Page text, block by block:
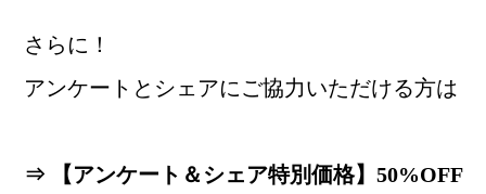
さらに！
アンケートとシェアにご協力いただける方は
⇒ 【アンケート＆シェア特別価格】50%OFF